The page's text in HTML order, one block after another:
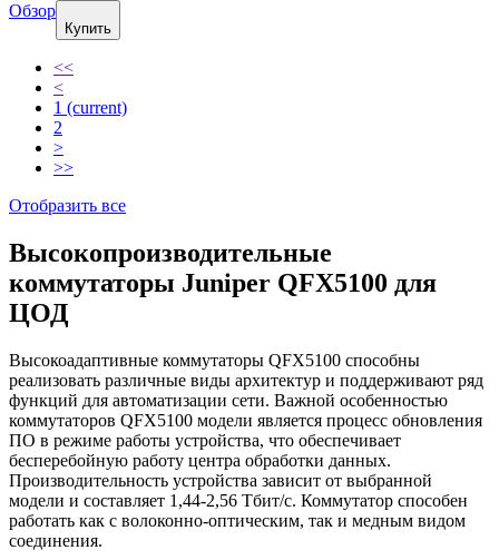
Обзор
Купить
<<
<
1 (current)
2
>
>>
Отобразить все
Высокопроизводительные
коммутаторы Juniper QFX5100 для
ЦОД
Высокоадаптивные коммутаторы QFX5100 способны
реализовать различные виды архитектур и поддерживают ряд
функций для автоматизации сети. Важной особенностью
коммутаторов QFX5100 модели является процесс обновления
ПО в режиме работы устройства, что обеспечивает
бесперебойную работу центра обработки данных.
Производительность устройства зависит от выбранной
модели и составляет 1,44-2,56 Тбит/с. Коммутатор способен
работать как с волоконно-оптическим, так и медным видом
соединения.